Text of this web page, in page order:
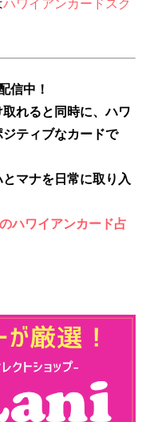
ハワイアンカードスク
信中！
れると同時に、ハワ
ティブなカードで
マナを日常に取り入
ハワイアンカード占